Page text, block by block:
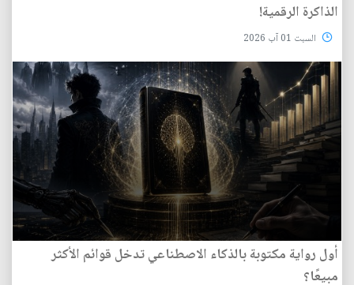
الذاكرة الرقمية!
السبت 01 آب 2026
أول رواية مكتوبة بالذكاء الاصطناعي تدخل قوائم الأكثر
مبيعًا؟